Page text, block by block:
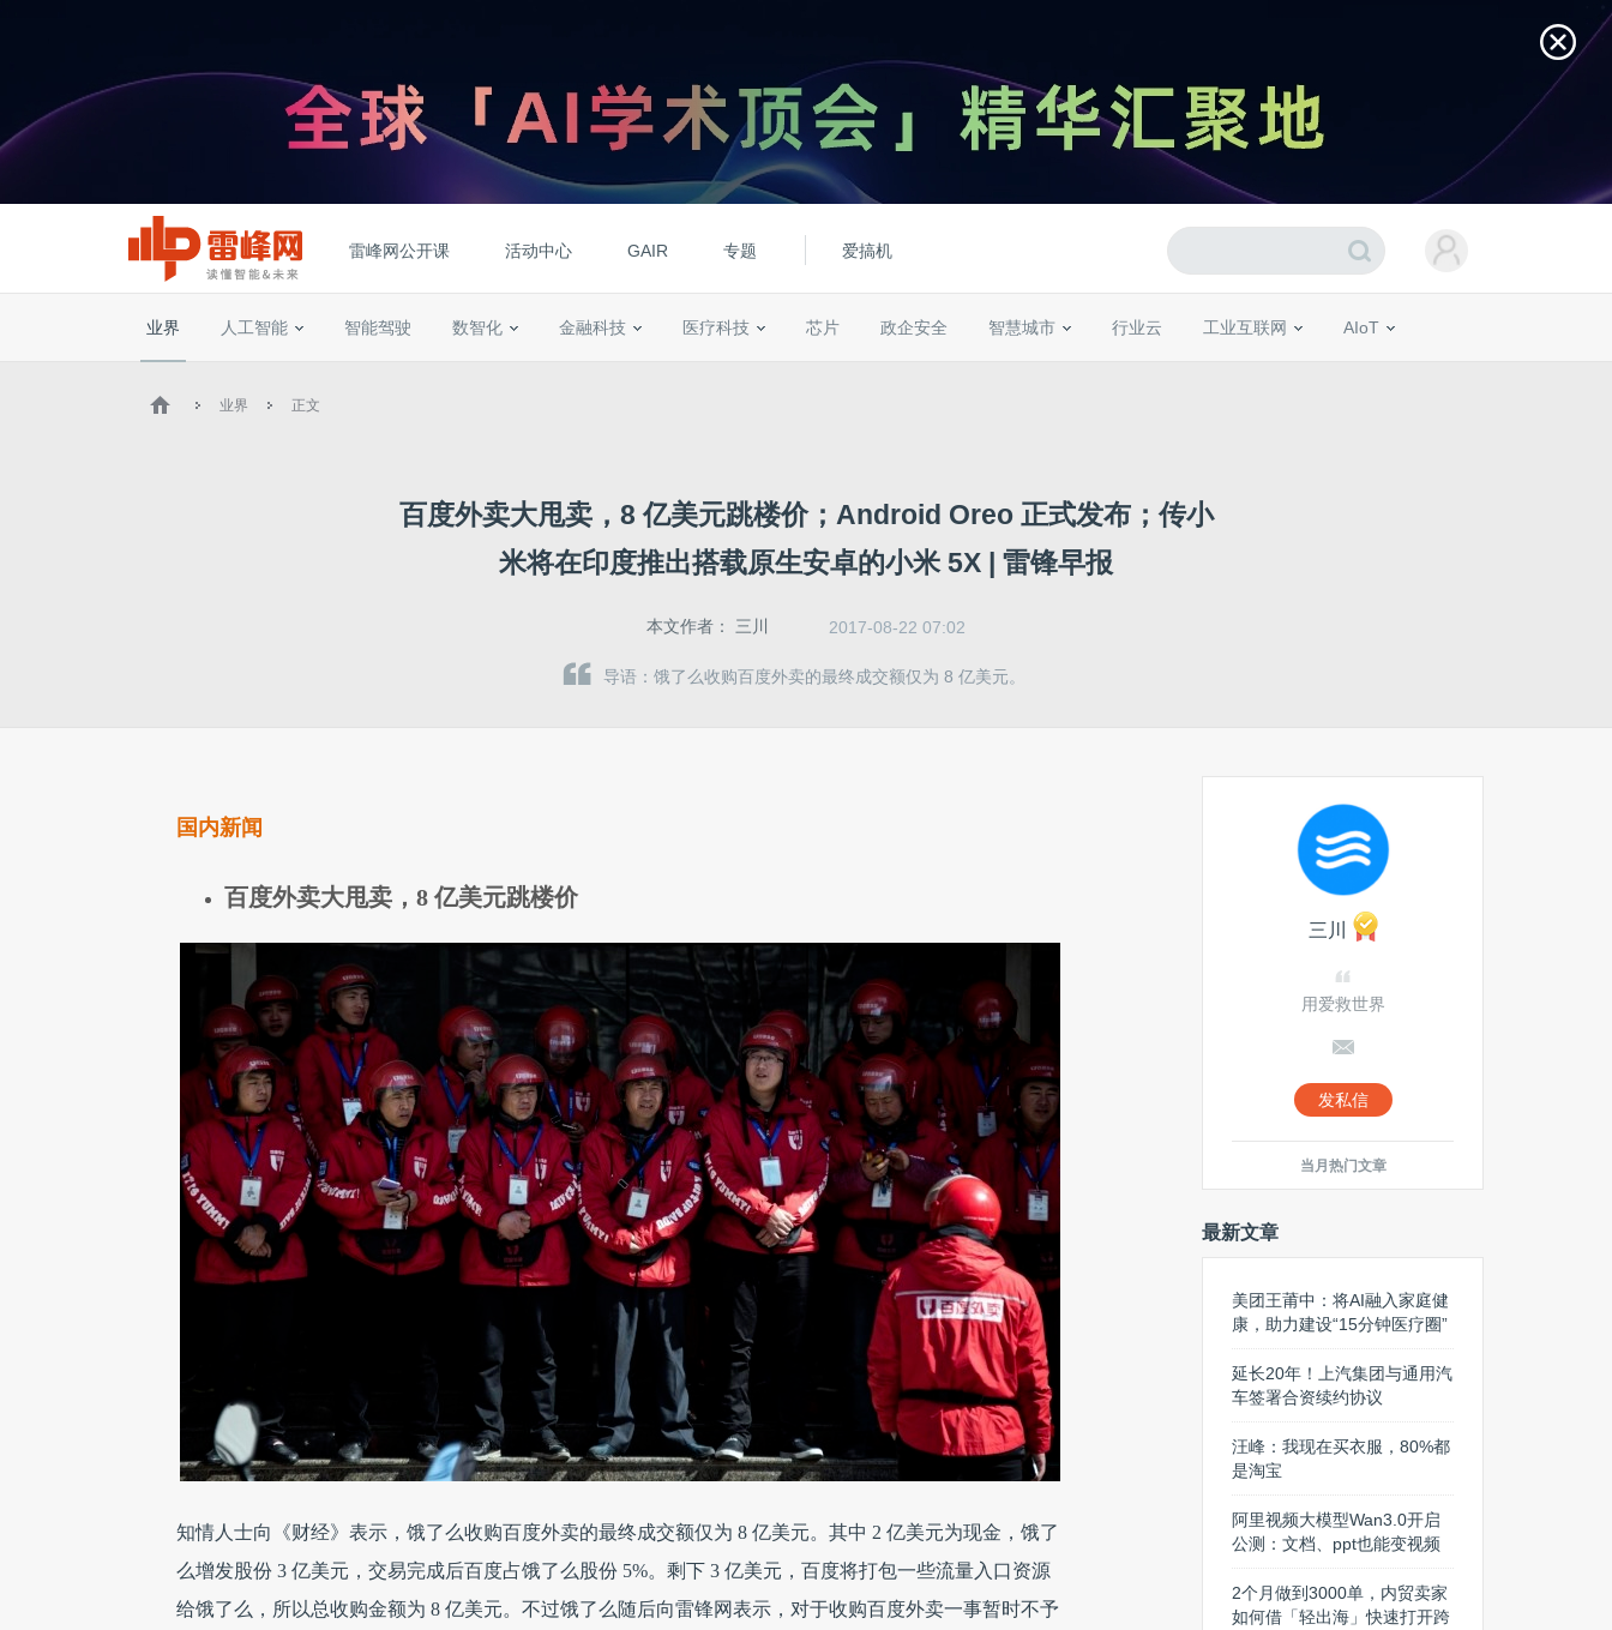
雷峰网公开课 活动中心 GAIR 专题 爱搞机
业界 人工智能 智能驾驶 数智化 金融科技 医疗科技 芯片 政企安全 智慧城市 行业云 工业互联网 AIoT
业界 正文
百度外卖大甩卖，8 亿美元跳楼价；Android Oreo 正式发布；传小
米将在印度推出搭载原生安卓的小米 5X | 雷锋早报
本文作者： 三川 2017-08-22 07:02
导语：饿了么收购百度外卖的最终成交额仅为 8 亿美元。
国内新闻
百度外卖大甩卖，8 亿美元跳楼价
知情人士向《财经》表示，饿了么收购百度外卖的最终成交额仅为 8 亿美元。其中 2 亿美元为现金，饿了
么增发股份 3 亿美元，交易完成后百度占饿了么股份 5%。剩下 3 亿美元，百度将打包一些流量入口资源
给饿了么，所以总收购金额为 8 亿美元。不过饿了么随后向雷锋网表示，对于收购百度外卖一事暂时不予
三川
用爱救世界
发私信
当月热门文章
最新文章
美团王莆中：将AI融入家庭健
康，助力建设“15分钟医疗圈”
延长20年！上汽集团与通用汽
车签署合资续约协议
汪峰：我现在买衣服，80%都
是淘宝
阿里视频大模型Wan3.0开启
公测：文档、ppt也能变视频
2个月做到3000单，内贸卖家
如何借「轻出海」快速打开跨